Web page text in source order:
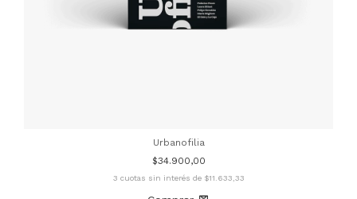
Urbanofilia
$34.900,00
3 cuotas sin interés de $11.633,33